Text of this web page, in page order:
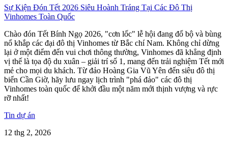
Sự Kiện Đón Tết 2026 Siêu Hoành Tráng Tại Các Đô Thị
Vinhomes Toàn Quốc
Chào đón Tết Bính Ngọ 2026, "cơn lốc" lễ hội đang đổ bộ và bùng
nổ khắp các đại đô thị Vinhomes từ Bắc chí Nam. Không chỉ dừng
lại ở một điểm đến vui chơi thông thường, Vinhomes đã khẳng định
vị thế là tọa độ du xuân – giải trí số 1, mang đến trải nghiệm Tết mới
mẻ cho mọi du khách. Từ đảo Hoàng Gia Vũ Yên đến siêu đô thị
biển Cần Giờ, hãy lưu ngay lịch trình "phá đảo" các đô thị
Vinhomes toàn quốc để khởi đầu một năm mới thịnh vượng và rực
rỡ nhất!
Tin dự án
12 thg 2, 2026